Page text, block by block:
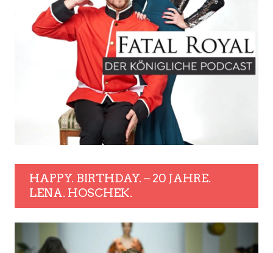
HAPPY. BIRTHDAY. – 20 JAHRE.
LENA. HOSCHEK.